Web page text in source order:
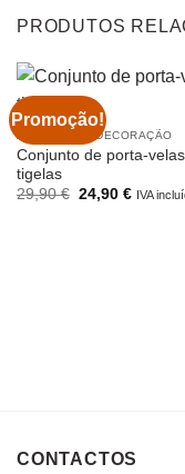
PRODUTOS
Promoção!
ARTIGOS DE DECORAÇÃO
Conjunto de porta-
tigelas
29,90€ O
24,90 €OIVA
CONTACTOS